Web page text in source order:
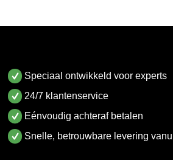
Speciaal ontwikkeld voor experts
24/7 klantenservice
Eénvoudig achteraf betalen
Snelle, betrouwbare levering